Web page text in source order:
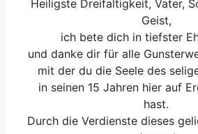
Heiligste Dreifaltigkeit, Vater,
Geist,
ich bete dich in tiefster
und danke dir für alle
mit der du die Seele des
in seinen 15 Jahren hier auf
hast.
Durch die Verdienste dieses